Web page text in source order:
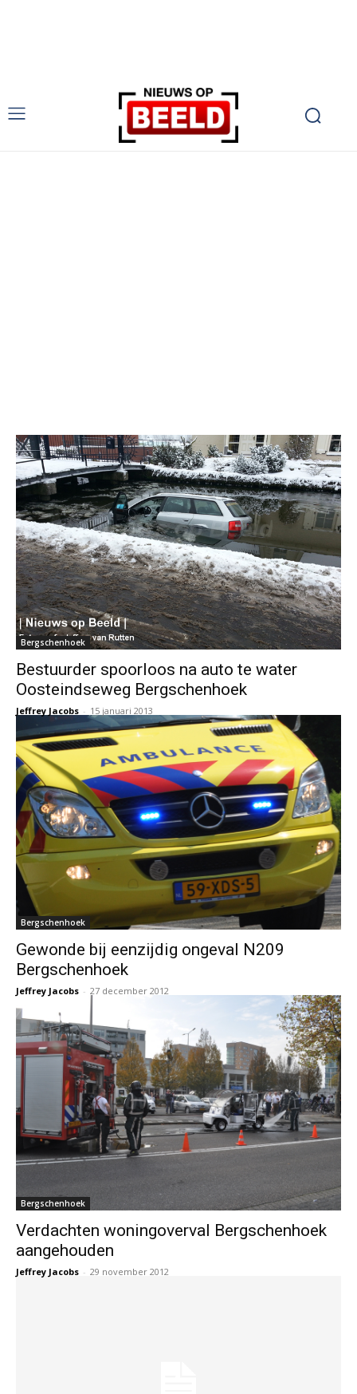
Bergschenhoek
Bestuurder spoorloos na auto te water
Oosteindseweg Bergschenhoek
Jeffrey Jacobs - 15 januari 2013
Bergschenhoek
Gewonde bij eenzijdig ongeval N209
Bergschenhoek
Jeffrey Jacobs - 27 december 2012
Bergschenhoek
Verdachten woningoverval Bergschenhoek
aangehouden
Jeffrey Jacobs - 29 november 2012